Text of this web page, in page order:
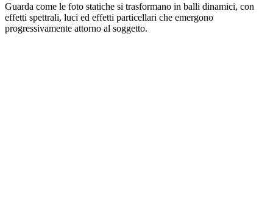
Guarda come le foto statiche si trasformano in balli dinamici, con
effetti spettrali, luci ed effetti particellari che emergono
progressivamente attorno al soggetto.